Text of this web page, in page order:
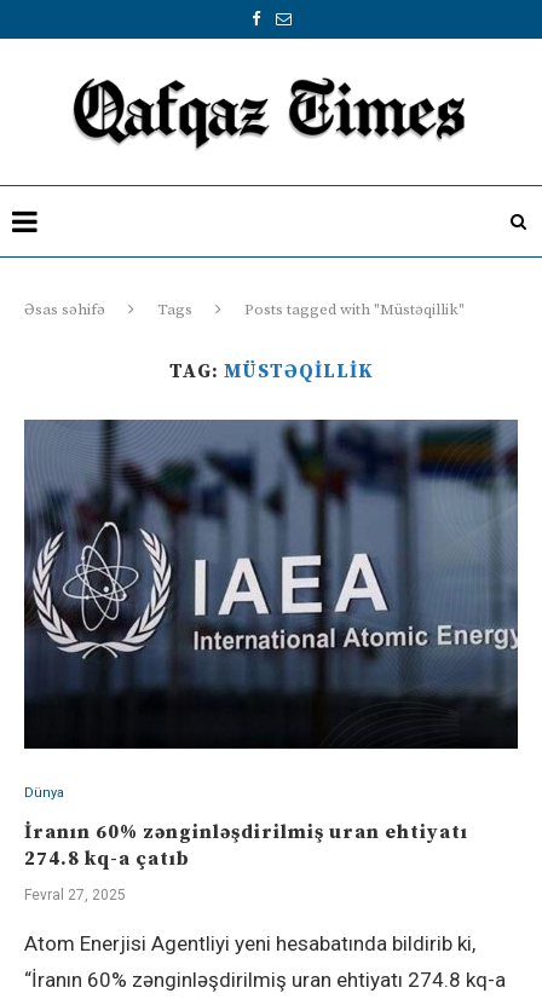
Əsas səhifə Tags Posts tagged with "Müstəqillik"
TAG: MÜSTƏQILLIK
Dünya
İranın 60% zənginləşdirilmiş uran ehtiyatı
274.8 kq-a çatıb
Fevral 27, 2025
Atom Enerjisi Agentliyi yeni hesabatında bildirib ki,
“İranın 60% zənginləşdirilmiş uran ehtiyatı 274.8 kq-a